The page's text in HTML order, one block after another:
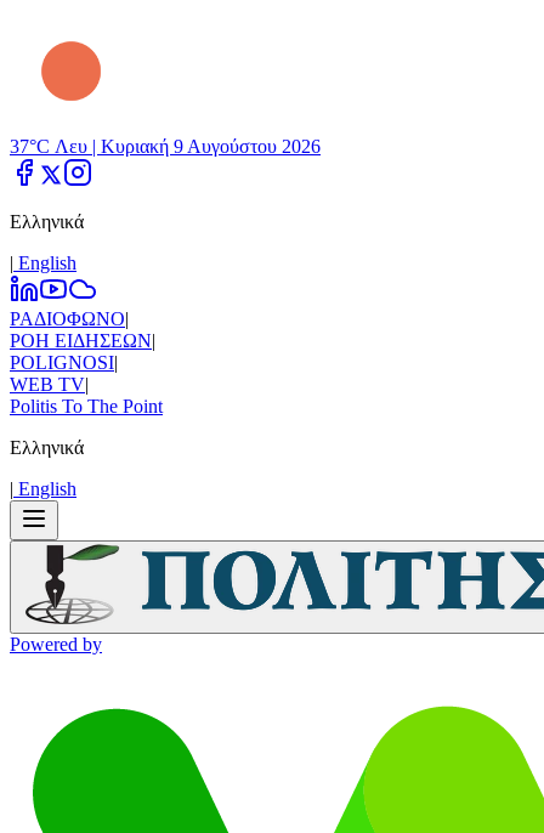
37°C Λευ | Κυριακή 9 Αυγούστου 2026
Ελληνικά
| Εnglish
ΡΑΔΙΟΦΩΝΟ|
ΡΟΗ ΕΙΔΗΣΕΩΝ|
POLIGNOSI|
WEB TV|
Politis To The Point
Ελληνικά
| Εnglish
Powered by